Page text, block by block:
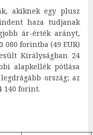
akiknek egy plusz
haza tudjanak
ár-érték arányt,
080 forintba (49 EUR)
Királyságban 24
alapkellék pótlása
ország; az
140 forint.